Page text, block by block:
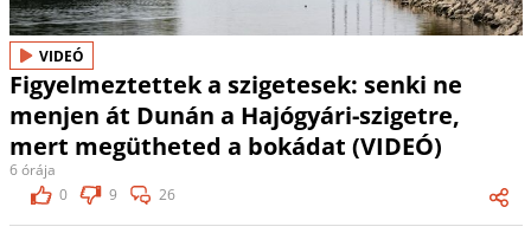
VIDEÓ
Figyelmeztettek a szigetesek: senki ne
menjen át Dunán a Hajógyári-szigetre,
mert megütheted a bokádat (VIDEÓ)
6 órája
0
9 26